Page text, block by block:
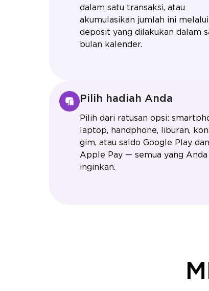
dalam satu transaksi, atau
akumulasikan jumlah ini melalui
deposit yang dilakukan dalam
bulan kalender.
Pilih hadiah Anda
Pilih dari ratusan opsi:
laptop, handphone, liburan,
gim, atau saldo Google Play dan
Apple Pay — semua yang Anda
inginkan.